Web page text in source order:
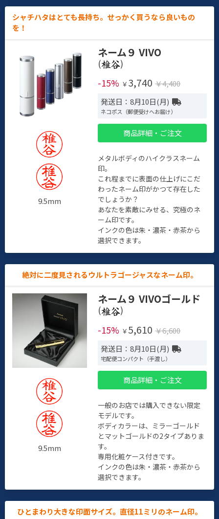
シャチハタはとても長持ち。せっかく買うなら良いもの
を！
9.5mm
ネーム９ VIVO
(
)
-15% ￥ 3,740 ￥4,400
発送日：8月10日(月)
ネコポス（郵便受けへお届け）
商品詳細・ご注文
メタルボディのハイクラスネーム
印。
これ程までに表面の仕上げにこだ
わったネーム印がかつて存在した
でしょうか？
あなたを素敵にみせる、究極のネ
ーム印です。
インクの色は朱・濃茶・赤茶から
選択できます。
絶対に二度見されるウルトラゴージャスなネーム印。
9.5mm
ネーム９ VIVOゴールド
(
)
-15% ￥ 5,610 ￥6,600
発送日：8月10日(月)
宅配便コンパクト（手渡し）
商品詳細・ご注文
一般のお店では購入できない限定
モデルです。
ボディカラーは、ミラーゴールド
とマットゴールドの2タイプありま
す。
専用化粧ケース付きです。
インクの色は朱・濃茶・赤茶から
選択できます。
ひとまわり大きな印面サイズ。直径11ミリのネーム印。